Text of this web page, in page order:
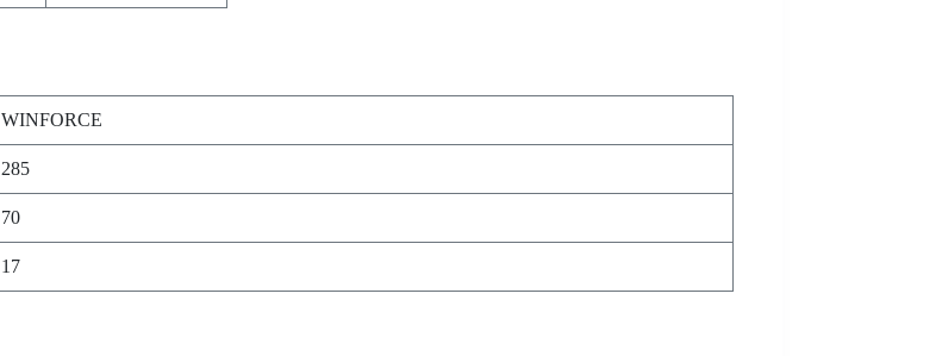
WINFORCE
285
70
17